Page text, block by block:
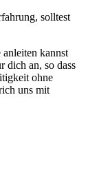
solltest
anleiten kannst
dich an, so dass
ohne
uns mit